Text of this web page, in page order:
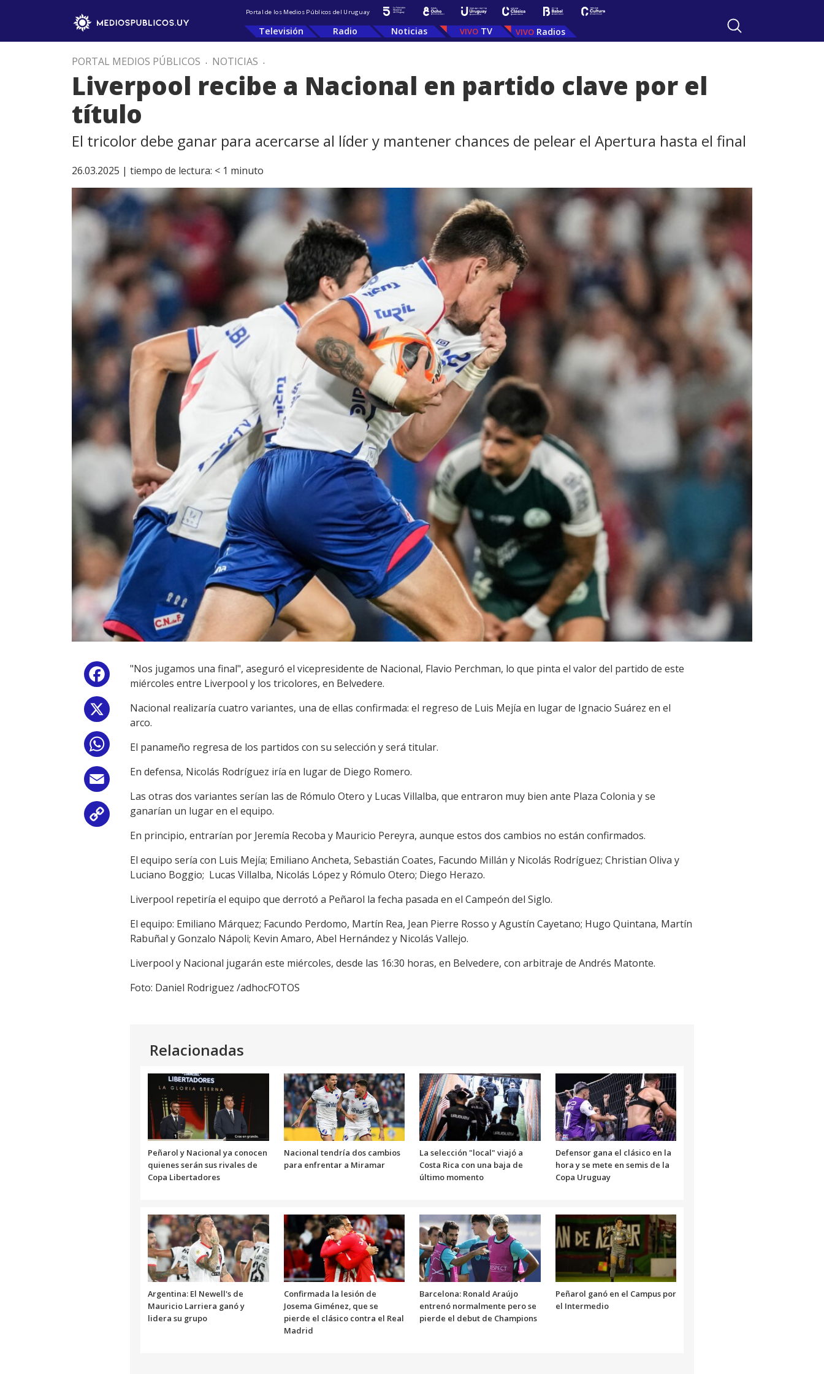
Portal de los Medios Públicos del Uruguay
Televisión Radio Noticias TV Radios
PORTAL MEDIOS PÚBLICOS . NOTICIAS .
Liverpool recibe a Nacional en partido clave por el
título
El tricolor debe ganar para acercarse al líder y mantener chances de pelear el Apertura hasta el final
26.03.2025 | tiempo de lectura: < 1 minuto
Facebook
WhatsApp
Copy
Link
"Nos jugamos una final", aseguró el vicepresidente de Nacional, Flavio Perchman, lo que pinta el valor del partido de este
miércoles entre Liverpool y los tricolores, en Belvedere.
Nacional realizaría cuatro variantes, una de ellas confirmada: el regreso de Luis Mejía en lugar de Ignacio Suárez en el
arco.
El panameño regresa de los partidos con su selección y será titular.
En defensa, Nicolás Rodríguez iría en lugar de Diego Romero.
Las otras dos variantes serían las de Rómulo Otero y Lucas Villalba, que entraron muy bien ante Plaza Colonia y se
ganarían un lugar en el equipo.
En principio, entrarían por Jeremía Recoba y Mauricio Pereyra, aunque estos dos cambios no están confirmados.
El equipo sería con Luis Mejía; Emiliano Ancheta, Sebastián Coates, Facundo Millán y Nicolás Rodríguez; Christian Oliva y
Luciano Boggio; Lucas Villalba, Nicolás López y Rómulo Otero; Diego Herazo.
Liverpool repetiría el equipo que derrotó a Peñarol la fecha pasada en el Campeón del Siglo.
El equipo: Emiliano Márquez; Facundo Perdomo, Martín Rea, Jean Pierre Rosso y Agustín Cayetano; Hugo Quintana, Martín
Rabuñal y Gonzalo Nápoli; Kevin Amaro, Abel Hernández y Nicolás Vallejo.
Liverpool y Nacional jugarán este miércoles, desde las 16:30 horas, en Belvedere, con arbitraje de Andrés Matonte.
Foto: Daniel Rodriguez /adhocFOTOS
Relacionadas
Peñarol y Nacional ya conocen
quienes serán sus rivales de
Copa Libertadores
Nacional tendría dos cambios
para enfrentar a Miramar
La selección "local" viajó a
Costa Rica con una baja de
último momento
Defensor gana el clásico en la
hora y se mete en semis de la
Copa Uruguay
Argentina: El Newell's de
Mauricio Larriera ganó y
lidera su grupo
Confirmada la lesión de
Josema Giménez, que se
pierde el clásico contra el Real
Madrid
Barcelona: Ronald Araújo
entrenó normalmente pero se
pierde el debut de Champions
Peñarol ganó en el Campus por
el Intermedio